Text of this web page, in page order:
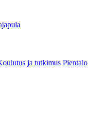
ja tutkimus Pientalo